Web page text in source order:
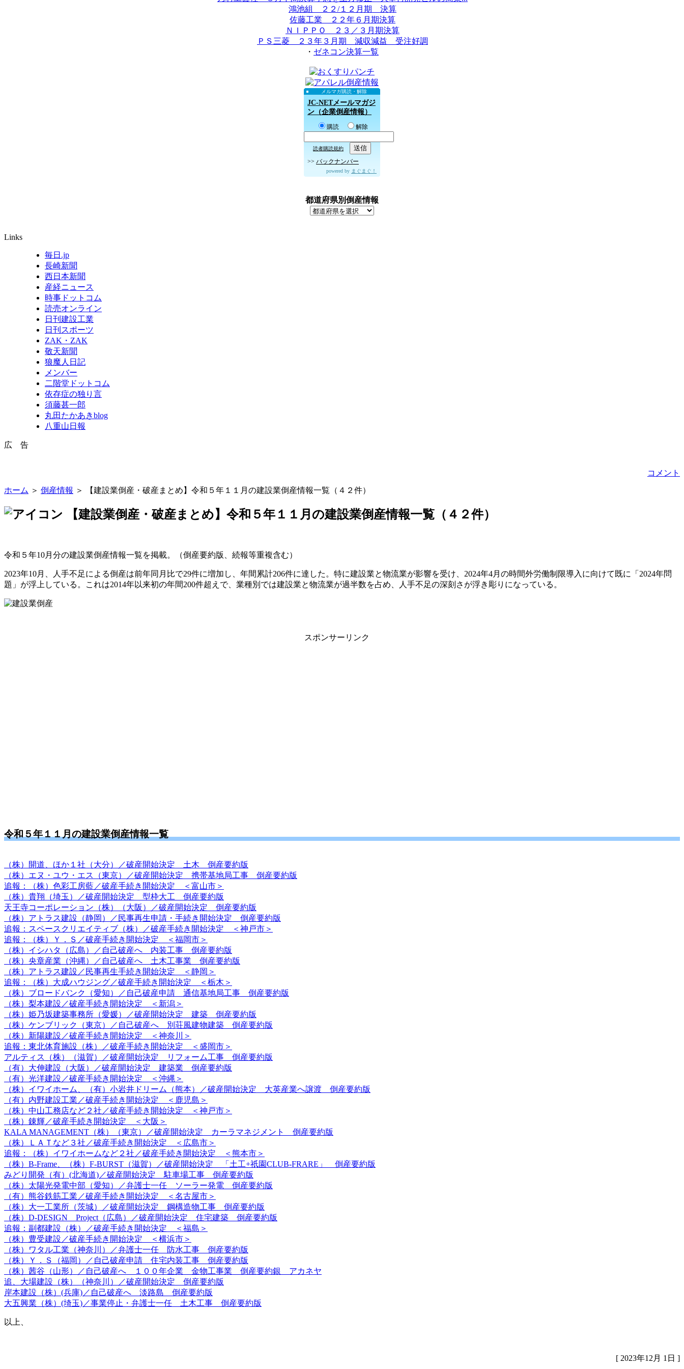
鴻池組 ２２/１２月期 決算
佐藤工業 ２２年６月期決算
ＮＩＰＰＯ ２３／３月期決算
ＰＳ三菱 ２３年３月期 減収減益 受注好調
・ ゼネコン決算一覧
メルマガ購読・解除
JC-NETメールマガジ
ン（企業倒産情報）
購読 解除
読者購読規約
>> バックナンバー
powered by まぐまぐ！
都道府県別倒産情報
Links
毎日.jp
長崎新聞
西日本新聞
産経ニュース
時事ドットコム
読売オンライン
日刊建設工業
日刊スポーツ
ZAK・ZAK
敬天新聞
狼魔人日記
メンバー
二階堂ドットコム
依存症の独り言
須藤甚一郎
丸田たかあきblog
八重山日報
広 告
コメント
ホーム ＞ 倒産情報 ＞ 【建設業倒産・破産まとめ】令和５年１１月の建設業倒産情報一覧（４２件）
【建設業倒産・破産まとめ】令和５年１１月の建設業倒産情報一覧（４２件）
令和５年10月分の建設業倒産情報一覧を掲載。（倒産要約版、続報等重複含む）
2023年10月、人手不足による倒産は前年同月比で29件に増加し、年間累計206件に達した。特に建設業と物流業が影響を受け、2024年4月の時間外労働制限導入に向けて既に「2024年問
題」が浮上している。これは2014年以来初の年間200件超えで、業種別では建設業と物流業が過半数を占め、人手不足の深刻さが浮き彫りになっている。
スポンサーリンク
令和５年１１月の建設業倒産情報一覧
（株）開道、ほか１社（大分）／破産開始決定 土木 倒産要約版
（株）エヌ・ユウ・エス（東京）／破産開始決定 携帯基地局工事 倒産要約版
追報：（株）色彩工房藍／破産手続き開始決定 ＜富山市＞
（株）貴翔（埼玉）／破産開始決定 型枠大工 倒産要約版
天王寺コーポレーション（株）（大阪）／破産開始決定 倒産要約版
（株）アトラス建設（静岡）／民事再生申請・手続き開始決定 倒産要約版
追報：スペースクリエイティブ（株）／破産手続き開始決定 ＜神戸市＞
追報：（株）Ｙ．Ｓ／破産手続き開始決定 ＜福岡市＞
（株）イシハタ（広島）／自己破産へ 内装工事 倒産要約版
（株）央章産業（沖縄）／自己破産へ 土木工事業 倒産要約版
（株）アトラス建設／民事再生手続き開始決定 ＜静岡＞
追報：（株）大成ハウジング／破産手続き開始決定 ＜栃木＞
（株）ブロードバンク（愛知）／自己破産申請 通信基地局工事 倒産要約版
（株）梨本建設／破産手続き開始決定 ＜新潟＞
（株）姫乃坂建築事務所（愛媛）／破産開始決定 建築 倒産要約版
（株）ケンブリック（東京）／自己破産へ 別荘風建物建築 倒産要約版
（株）新陽建設／破産手続き開始決定 ＜神奈川＞
追報：東北体育施設（株）／破産手続き開始決定 ＜盛岡市＞
アルティス（株）（滋賀）／破産開始決定 リフォーム工事 倒産要約版
（有）大伸建設（大阪）／破産開始決定 建築業 倒産要約版
（有）光洋建設／破産手続き開始決定 ＜沖縄＞
（株）イワイホーム、（有）小岩井ドリーム（熊本）／破産開始決定 大英産業へ譲渡 倒産要約版
（有）内野建設工業／破産手続き開始決定 ＜鹿児島＞
（株）中山工務店など２社／破産手続き開始決定 ＜神戸市＞
（株）錬輝／破産手続き開始決定 ＜大阪＞
KALA MANAGEMENT（株）（東京）／破産開始決定 カーラマネジメント 倒産要約版
（株）ＬＡＴなど３社／破産手続き開始決定 ＜広島市＞
追報：（株）イワイホームなど２社／破産手続き開始決定 ＜熊本市＞
（株）B-Frame、（株）F-BURST（滋賀）／破産開始決定 「土工+祇園CLUB-FRARE」 倒産要約版
みどり開発（有）(北海道)／破産開始決定 駐車場工事 倒産要約版
（株）太陽光発電中部（愛知）／弁護士一任 ソーラー発電 倒産要約版
（有）熊谷鉄筋工業／破産手続き開始決定 ＜名古屋市＞
（株）大一工業所（茨城）／破産開始決定 鋼構造物工事 倒産要約版
（株）D-DESIGN Project（広島）／破産開始決定 住宅建築 倒産要約版
追報：副都建設（株）／破産手続き開始決定 ＜福島＞
（株）豊受建設／破産手続き開始決定 ＜横浜市＞
（株）ワタル工業（神奈川）／弁護士一任 防水工事 倒産要約版
（株）Ｙ．Ｓ（福岡）／自己破産申請 住宅内装工事 倒産要約版
（株）茜谷（山形）／自己破産へ １００年企業 金物工事業 倒産要約銀 アカネヤ
追、大場建設（株）（神奈川）／破産開始決定 倒産要約版
岸本建設（株）(兵庫)／自己破産へ 淡路島 倒産要約版
大五興業（株）(埼玉)／事業停止・弁護士一任 土木工事 倒産要約版
以上、
[ 2023年12月 1日 ]